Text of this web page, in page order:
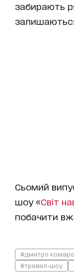
забирають
Сьомий
шоу «Світ
побачити
#дмитро
#тревел-шоу